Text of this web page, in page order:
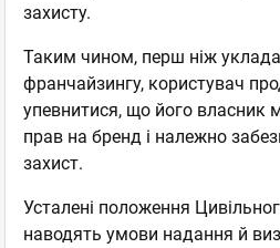
захисту.
Таким чином, перш ніж
франчайзингу, користувач
упевнитися, що його власник
прав на бренд і належно
захист.
Усталені положення
наводять умови надання й